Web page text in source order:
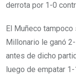
derrota por 1-0
El Muñeco
Millonario le ganó
antes de dicho
luego de empatar